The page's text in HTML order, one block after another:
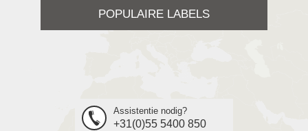
POPULAIRE LABELS
Assistentie nodig?
+31(0)55 5400 850